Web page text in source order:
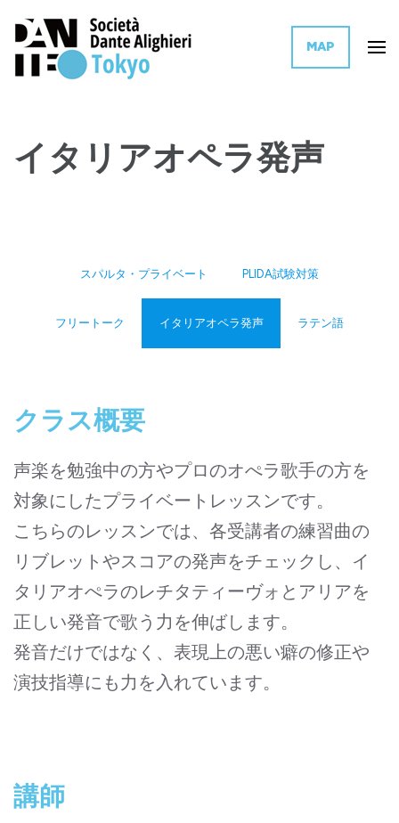
MAP
イタリアオペラ発声
スパルタ・プライベート PLIDA試験対策
フリートーク イタリアオペラ発声 ラテン語
クラス概要
声楽を勉強中の方やプロのオぺラ歌手の方を
対象にしたプライベートレッスンです。
こちらのレッスンでは、各受講者の練習曲の
リブレットやスコアの発声をチェックし、イ
タリアオぺラのレチタティーヴォとアリアを
正しい発音で歌う力を伸ばします。
発音だけではなく、表現上の悪い癖の修正や
演技指導にも力を入れています。
講師